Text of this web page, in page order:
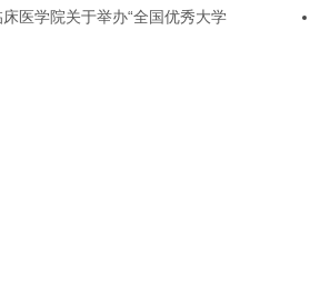
医学院关于举办“全国优秀大学